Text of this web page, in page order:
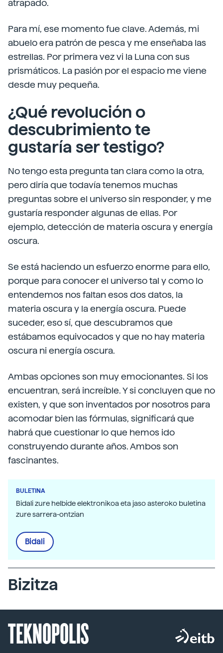
atrapado.
Para mí, ese momento fue clave. Además, mi
abuelo era patrón de pesca y me enseñaba las
estrellas. Por primera vez vi la Luna con sus
prismáticos. La pasión por el espacio me viene
desde muy pequeña.
¿Qué revolución o
descubrimiento te
gustaría ser testigo?
No tengo esta pregunta tan clara como la otra,
pero diría que todavía tenemos muchas
preguntas sobre el universo sin responder, y me
gustaría responder algunas de ellas. Por
ejemplo, detección de materia oscura y energía
oscura.
Se está haciendo un esfuerzo enorme para ello,
porque para conocer el universo tal y como lo
entendemos nos faltan esos dos datos, la
materia oscura y la energía oscura. Puede
suceder, eso sí, que descubramos que
estábamos equivocados y que no hay materia
oscura ni energía oscura.
Ambas opciones son muy emocionantes. Si los
encuentran, será increíble. Y si concluyen que no
existen, y que son inventados por nosotros para
acomodar bien las fórmulas, significará que
habrá que cuestionar lo que hemos ido
construyendo durante años. Ambos son
fascinantes.
BULETINA
Bidali zure helbide elektronikoa eta jaso asteroko buletina
zure sarrera-ontzian
Bidali
Bizitza
TEKNOPOLIS